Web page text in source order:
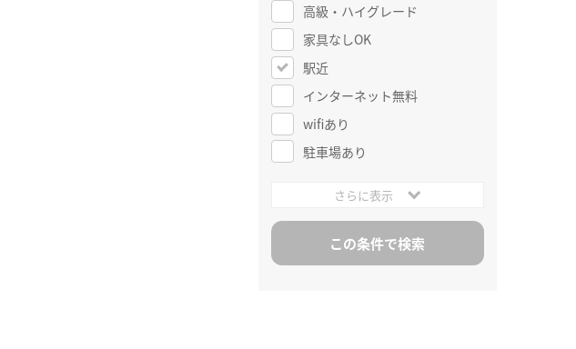
高級・ハイグレード
家具なしOK
駅近
インターネット無料
wifiあり
駐車場あり
さらに表示